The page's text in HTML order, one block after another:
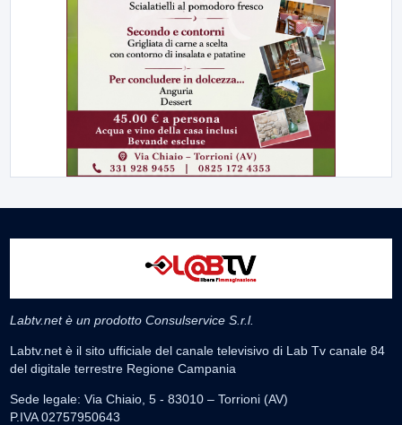
Labtv.net è un prodotto Consulservice S.r.l.
Labtv.net è il sito ufficiale del canale televisivo di Lab Tv canale 84
del digitale terrestre Regione Campania
Sede legale: Via Chiaio, 5 - 83010 – Torrioni (AV)
P.IVA 02757950643